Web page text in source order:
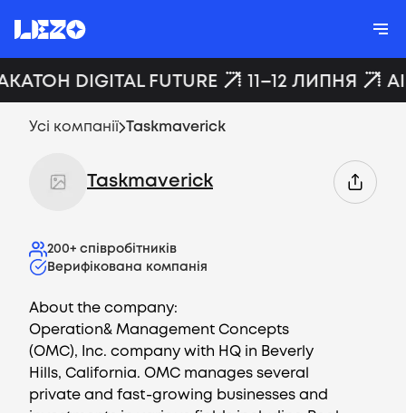
DIGITAL FUTURE 11–12 ЛИПНЯ
Усі компанії Taskmaverick
Taskmaverick
200+ співробітників
Верифікована компанія
About the company:
Operation& Management Concepts
(OMC), Inc. company with HQ in Beverly
Hills, California. OMC manages several
private and fast-growing businesses and